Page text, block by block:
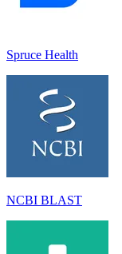
Spruce Health
NCBI BLAST